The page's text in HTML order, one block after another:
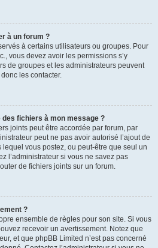
à un forum ?
à certains utilisateurs ou groupes. Pour
vous devez avoir les permissions s’y
de groupes et les administrateurs peuvent
les contacter.
des fichiers à mon message ?
joints peut être accordée par forum, par
peut ne pas avoir autorisé l’ajout de
vous postez, ou peut-être que seul un
l’administrateur si vous ne savez pas
de fichiers joints sur un forum.
?
ensemble de règles pour son site. Si vous
recevoir un avertissement. Notez que
et que phpBB Limited n’est pas concerné